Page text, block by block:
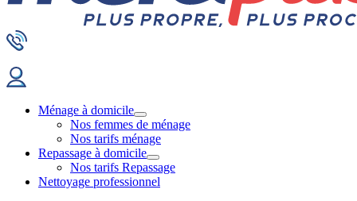
Ménage à domicile
Nos femmes de ménage
Nos tarifs ménage
Repassage à domicile
Nos tarifs Repassage
Nettoyage professionnel